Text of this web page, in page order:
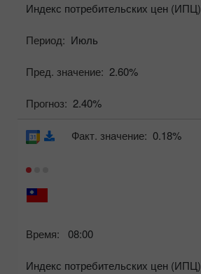
Индекс потребительских цен (ИПЦ)
Период: Июль
Пред. значение: 2.60%
Прогноз: 2.40%
Время: 08:00
Индекс потребительских цен (ИПЦ)
Факт. значение: 0.18%